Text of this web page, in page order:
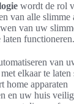
wordt de rol
van alle
van uw
laten functioneren.
van
elkaar te laten
home apparaten
en uw huis